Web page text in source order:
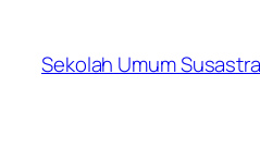
content
Sekolah Umum